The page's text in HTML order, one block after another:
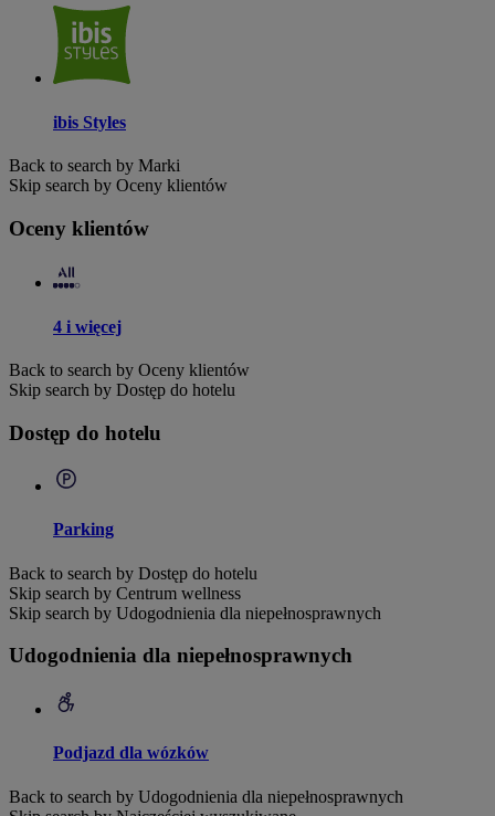
ibis Styles
Back to search by Marki
Skip search by Oceny klientów
Oceny klientów
4 i więcej
Back to search by Oceny klientów
Skip search by Dostęp do hotelu
Dostęp do hotelu
Parking
Back to search by Dostęp do hotelu
Skip search by Centrum wellness
Skip search by Udogodnienia dla niepełnosprawnych
Udogodnienia dla niepełnosprawnych
Podjazd dla wózków
Back to search by Udogodnienia dla niepełnosprawnych